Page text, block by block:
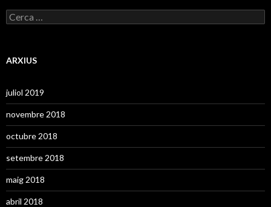
r
C
e
a
ARXIUS
juliol 2019
novembre 2018
octubre 2018
setembre 2018
maig 2018
abril 2018